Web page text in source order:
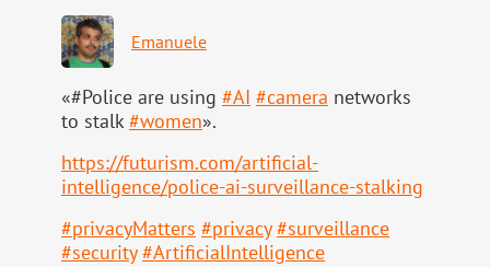
Emanuele
«#Police are using #AI #camera networks
to stalk#women».
https://futurism.com/artificial-
intelligence/police-ai-surveillance-stalking
#privacyMatters #privacy #surveillance
#security #ArtificialIntelligence